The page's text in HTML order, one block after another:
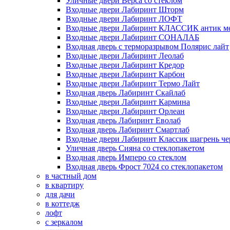
Входные двери Лабиринт Шторм
Входные двери Лабиринт ЛОФТ
Входные двери Лабиринт КЛАССИК антик
Входные двери Лабиринт СОНАЛАБ
Входная дверь с терморазрывом Полярис лайт
Входные двери Лабиринт Леолаб
Входные двери Лабиринт Кредор
Входные двери Лабиринт Карбон
Входные двери Лабиринт Термо Лайт
Входная дверь Лабиринт Скайлаб
Входные двери Лабиринт Кармина
Входные двери Лабиринт Орлеан
Входная дверь Лабиринт Еволаб
Входная дверь Лабиринт Смартлаб
Входные двери Лабиринт Классик шагрень
Уличная дверь Сияна со стеклопакетом
Входная дверь Имперо со стеклом
Входная дверь Фрост 7024 со стеклопакетом
в частный дом
в квартиру
для дачи
в коттедж
лофт
с зеркалом